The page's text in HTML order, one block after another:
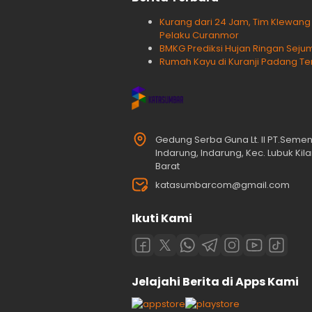
Kurang dari 24 Jam, Tim
Pelaku Curanmor
BMKG Prediksi Hujan Ringan
Rumah Kayu di Kuranji Padang
Gedung Serba Guna Lt. II
Indarung, Indarung, Kec. Lubuk
Barat
katasumbarcom@gmail.com
Ikuti Kami
Jelajahi Berita di Apps Kami